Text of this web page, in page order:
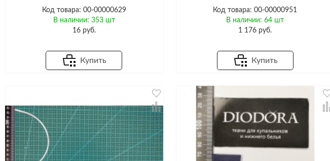
Код товара: 00-00000629
В наличии: 353 шт
16 руб.
Купить
Код товара: 00-00000951
В наличии: 64 шт
1 176 руб.
Купить